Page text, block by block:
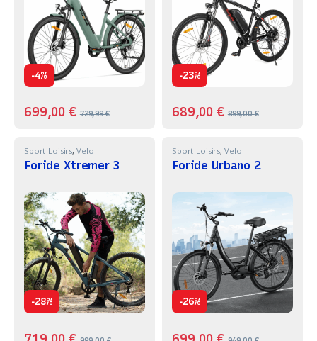
-4%
699,00€ 729,99€
-23%
689,00€ 899,00€
Sport-Loisirs, Velo
Foride Xtremer 3
-28%
Sport-Loisirs, Velo
Foride Urbano 2
-26%